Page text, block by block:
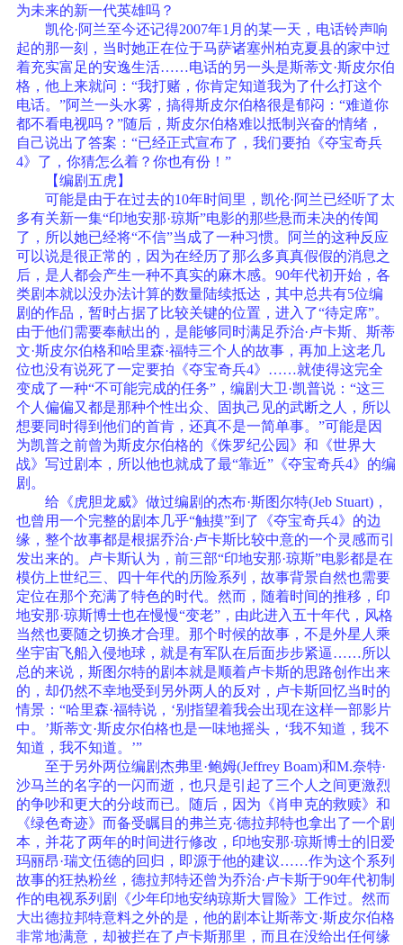
为未来的新一代英雄吗？
凯伦·阿兰至今还记得2007年1月的某一天，电话铃声响
起的那一刻，当时她正在位于马萨诸塞州柏克夏县的家中过
着充实富足的安逸生活……电话的另一头是斯蒂文·斯皮尔伯
格，他上来就问：“我打赌，你肯定知道我为了什么打这个
电话。”阿兰一头水雾，搞得斯皮尔伯格很是郁闷：“难道你
都不看电视吗？”随后，斯皮尔伯格难以抵制兴奋的情绪，
自己说出了答案：“已经正式宣布了，我们要拍《夺宝奇兵
4》了，你猜怎么着？你也有份！”
【编剧五虎】
可能是由于在过去的10年时间里，凯伦·阿兰已经听了太
多有关新一集“印地安那·琼斯”电影的那些悬而未决的传闻
了，所以她已经将“不信”当成了一种习惯。阿兰的这种反应
可以说是很正常的，因为在经历了那么多真真假假的消息之
后，是人都会产生一种不真实的麻木感。90年代初开始，各
类剧本就以没办法计算的数量陆续抵达，其中总共有5位编
剧的作品，暂时占据了比较关键的位置，进入了“待定席”。
由于他们需要奉献出的，是能够同时满足乔治·卢卡斯、斯蒂
文·斯皮尔伯格和哈里森·福特三个人的故事，再加上这老几
位也没有说死了一定要拍《夺宝奇兵4》……就使得这完全
变成了一种“不可能完成的任务”，编剧大卫·凯普说：“这三
个人偏偏又都是那种个性出众、固执己见的武断之人，所以
想要同时得到他们的首肯，还真不是一简单事。”可能是因
为凯普之前曾为斯皮尔伯格的《侏罗纪公园》和《世界大
战》写过剧本，所以他也就成了最“靠近”《夺宝奇兵4》的编
剧。
给《虎胆龙威》做过编剧的杰布·斯图尔特(Jeb Stuart)，
也曾用一个完整的剧本几乎“触摸”到了《夺宝奇兵4》的边
缘，整个故事都是根据乔治·卢卡斯比较中意的一个灵感而引
发出来的。卢卡斯认为，前三部“印地安那·琼斯”电影都是在
模仿上世纪三、四十年代的历险系列，故事背景自然也需要
定位在那个充满了特色的时代。然而，随着时间的推移，印
地安那·琼斯博士也在慢慢“变老”，由此进入五十年代，风格
当然也要随之切换才合理。那个时候的故事，不是外星人乘
坐宇宙飞船入侵地球，就是有军队在后面步步紧逼……所以
总的来说，斯图尔特的剧本就是顺着卢卡斯的思路创作出来
的，却仍然不幸地受到另外两人的反对，卢卡斯回忆当时的
情景：“哈里森·福特说，‘别指望着我会出现在这样一部影片
中。’斯蒂文·斯皮尔伯格也是一味地摇头，‘我不知道，我不
知道，我不知道。’”
至于另外两位编剧杰弗里·鲍姆(Jeffrey Boam)和M.奈特·
沙马兰的名字的一闪而逝，也只是引起了三个人之间更激烈
的争吵和更大的分歧而已。随后，因为《肖申克的救赎》和
《绿色奇迹》而备受瞩目的弗兰克·德拉邦特也拿出了一个剧
本，并花了两年的时间进行修改，印地安那·琼斯博士的旧爱
玛丽昂·瑞文伍德的回归，即源于他的建议……作为这个系列
故事的狂热粉丝，德拉邦特还曾为乔治·卢卡斯于90年代初制
作的电视系列剧《少年印地安纳琼斯大冒险》工作过。然而
大出德拉邦特意料之外的是，他的剧本让斯蒂文·斯皮尔伯格
非常地满意，却被拦在了卢卡斯那里，而且在没给出任何缘